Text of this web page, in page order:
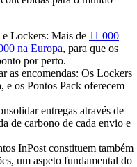
Lockers: Mais de 11 000
na Europa, para que os
por perto.
as encomendas: Os Lockers
e os Pontos Pack oferecem
entregas através de
de carbono de cada envio e
InPost constituem também
um aspeto fundamental do